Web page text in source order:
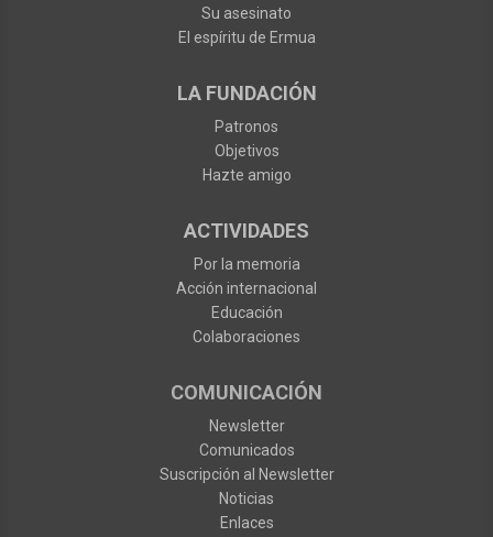
Su asesinato
El espíritu de Ermua
LA FUNDACIÓN
Patronos
Objetivos
Hazte amigo
ACTIVIDADES
Por la memoria
Acción internacional
Educación
Colaboraciones
COMUNICACIÓN
Newsletter
Comunicados
Suscripción al Newsletter
Noticias
Enlaces